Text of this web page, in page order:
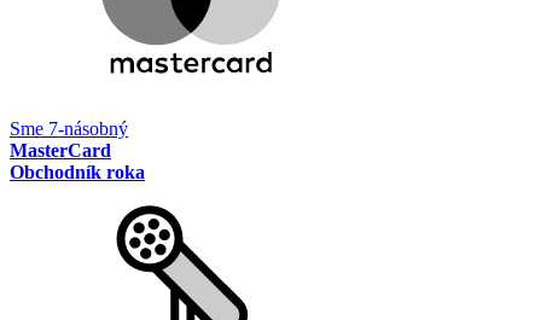
Sme 7-násobný
MasterCard
Obchodník roka